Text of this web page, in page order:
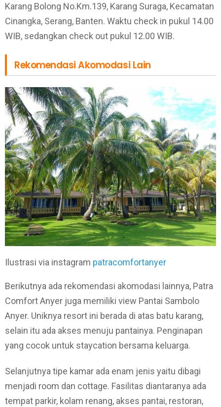
Karang Bolong No.Km.139, Karang Suraga, Kecamatan
Cinangka, Serang, Banten. Waktu check in pukul 14.00
WIB, sedangkan check out pukul 12.00 WIB.
Rekomendasi Akomodasi Lain
Ilustrasi via instagram patracomfortanyer
Berikutnya ada rekomendasi akomodasi lainnya, Patra
Comfort Anyer juga memiliki view Pantai Sambolo
Anyer. Uniknya resort ini berada di atas batu karang,
selain itu ada akses menuju pantainya. Penginapan
yang cocok untuk staycation bersama keluarga.
Selanjutnya tipe kamar ada enam jenis yaitu dibagi
menjadi room dan cottage. Fasilitas diantaranya ada
tempat parkir, kolam renang, akses pantai, restoran,